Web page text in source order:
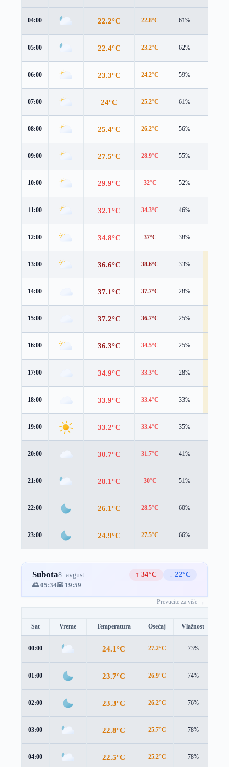
04:00 22.2°C 22.8°C 61%
05:00 22.4°C 23.2°C 62%
06:00 23.3°C 24.2°C 59%
07:00 24°C 25.2°C 61%
08:00 25.4°C 26.2°C 56%
09:00 27.5°C 28.9°C 55%
10:00 29.9°C 32°C 52%
11:00 32.1°C 34.3°C 46%
12:00 34.8°C 37°C 38%
13:00 36.6°C 38.6°C 33%
14:00 37.1°C 37.7°C 28%
15:00 37.2°C 36.7°C 25%
16:00 36.3°C 34.5°C 25%
17:00 34.9°C 33.3°C 28%
18:00 33.9°C 33.4°C 33%
19:00 33.2°C 33.4°C 35%
20:00 30.7°C 31.7°C 41%
21:00 28.1°C 30°C 51%
22:00 26.1°C 28.5°C 60%
23:00 24.9°C 27.5°C 66%
Subota8. avgust ↑ 34°C
↓ 22°C
🌅 05:34🌇 19:59
Prevucite za više →
Sat Vreme Temperatura Osećaj Vlažnost
00:00 24.1°C 27.2°C 73%
01:00 23.7°C 26.9°C 74%
02:00 23.3°C 26.2°C 76%
03:00 22.8°C 25.7°C 78%
04:00 22.5°C 25.2°C 78%